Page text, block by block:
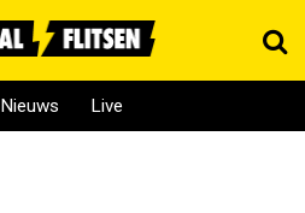
Nieuws Live